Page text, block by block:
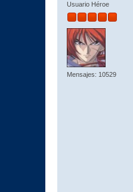
Usuario Héroe
Mensajes: 10529